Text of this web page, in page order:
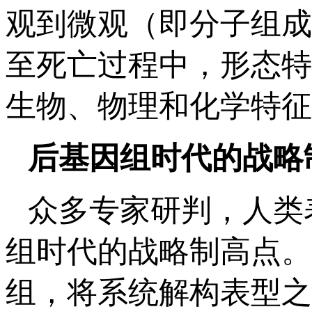
观到微观（即分子组
至死亡过程中，形态
生物、物理和化学特
后基因组时代的战
众多专家研判，人
组时代的战略制高点
组，将系统解构表型